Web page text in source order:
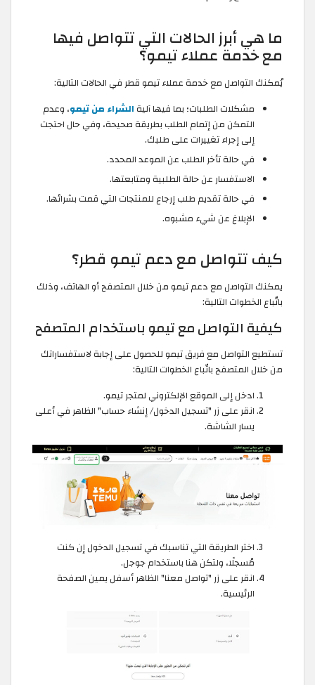
ما هي أبرز الحالات التي تتواصل فيها
مع خدمة عملاء تيمو؟
يُمكنك التواصل مع خدمة عملاء تيمو قطر في الحالات التالية:
مشكلات الطلبات؛ بما فيها آلية الشراء من تيمو، وعدم
التمكن من إتمام الطلب بطريقة صحيحة، وفي حال احتجت
إلى إجراء تغييرات على طلبك.
في حالة تأخر الطلب عن الموعد المحدد.
الاستفسار عن حالة الطلبية ومتابعتها.
في حالة تقديم طلب إرجاع للمنتجات التي قمت بشرائها.
الإبلاغ عن شيء مشبوه.
كيف تتواصل مع دعم تيمو قطر؟
يمكنك التواصل مع دعم تيمو من خلال المتصفح أو الهاتف، وذلك
باتّباع الخطوات التالية:
كيفية التواصل مع تيمو باستخدام المتصفح
تستطيع التواصل مع فريق تيمو للحصول على إجابة لاستفساراتك
من خلال المتصفح باتّباع الخطوات التالية:
ادخل إلى الموقع الإلكتروني لمتجر تيمو.
انقر على زر "تسجيل الدخول/ إنشاء حساب" الظاهر في أعلى
يسار الشاشة.
اختر الطريقة التي تناسبك في تسجيل الدخول إن كنت
مُسجلًا، ولتكن هنا باستخدام جوجل.
انقر على زر "تواصل معنا" الظاهر أسفل يمين الصفحة
الرئيسية.